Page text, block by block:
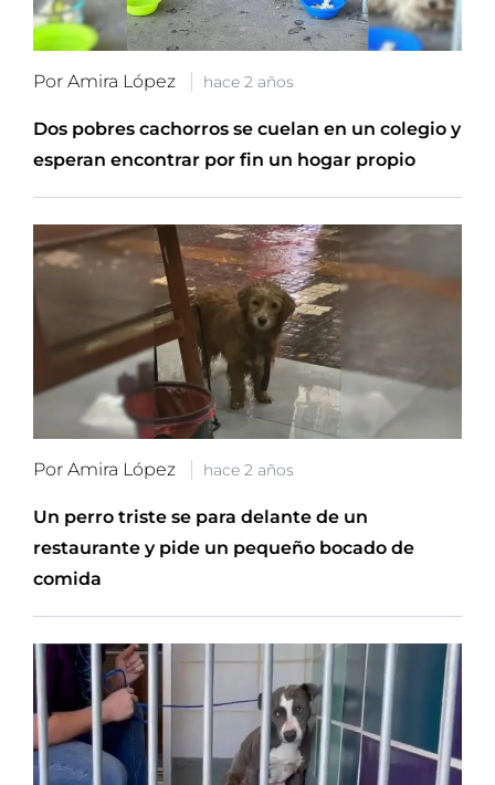
Por Amira López hace 2 años
Dos pobres cachorros se cuelan en un colegio y
esperan encontrar por fin un hogar propio
Por Amira López hace 2 años
Un perro triste se para delante de un
restaurante y pide un pequeño bocado de
comida